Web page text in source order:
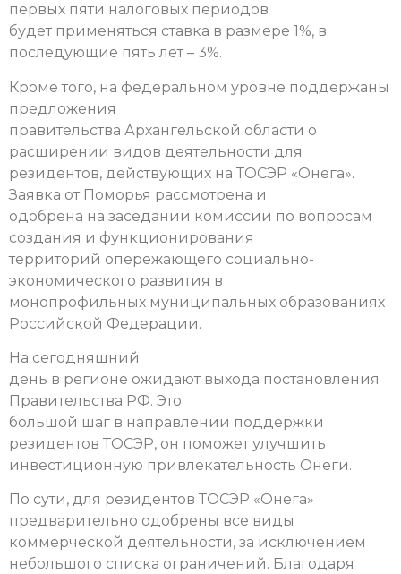
первых пяти налоговых периодов
будет применяться ставка в размере 1%, в
последующие пять лет – 3%.
Кроме того, на федеральном уровне поддержаны
предложения
правительства Архангельской области о
расширении видов деятельности для
резидентов, действующих на ТОСЭР «Онега».
Заявка от Поморья рассмотрена и
одобрена на заседании комиссии по вопросам
создания и функционирования
территорий опережающего социально-
экономического развития в
монопрофильных муниципальных образованиях
Российской Федерации.
На сегодняшний
день в регионе ожидают выхода постановления
Правительства РФ. Это
большой шаг в направлении поддержки
резидентов ТОСЭР, он поможет улучшить
инвестиционную привлекательность Онеги.
По сути, для резидентов ТОСЭР «Онега»
предварительно одобрены все виды
коммерческой деятельности, за исключением
небольшого списка ограничений. Благодаря